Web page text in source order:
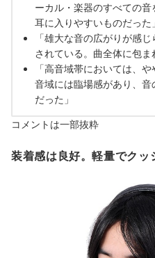
ーカル・楽器のすべての
耳に入りやすいものだった」
「雄大な音の広がりが感
されている。曲全体に包ま
「高音域帯においては、
音域には臨場感があり、
だった」
コメントは一部抜粋
装着感は良好。軽量でクッ